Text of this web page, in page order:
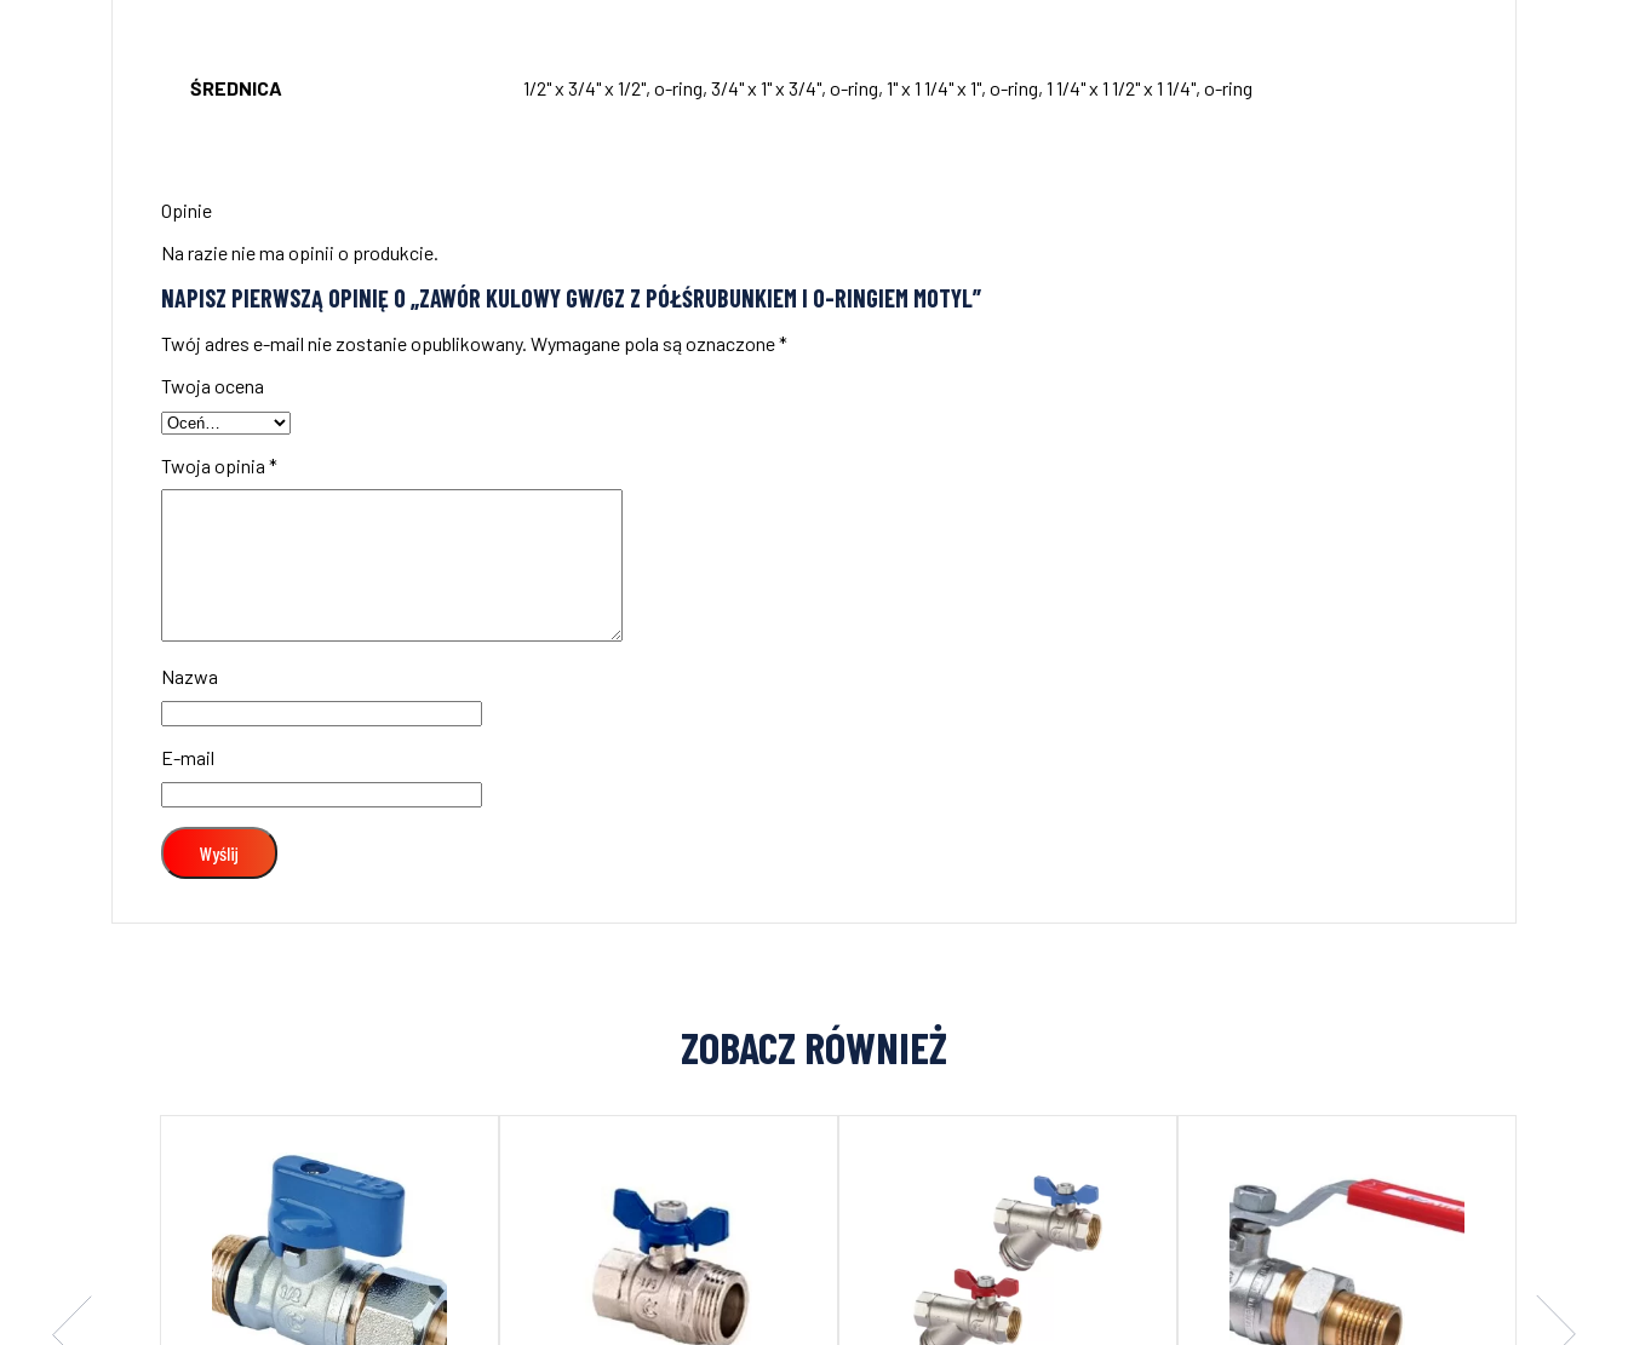
ŚREDNICA 1/2" x 3/4" x 1/2", o-ring, 3/4" x 1" x 3/4", o-ring, 1" x 1 1/4" x 1", o-ring, 1 1/4" x 1 1/2" x 1 1/4", o-ring
Opinie
Na razie nie ma opinii o produkcie.
NAPISZ PIERWSZĄ OPINIĘ O „ZAWÓR KULOWY GW/GZ Z PÓŁŚRUBUNKIEM I O-RINGIEM MOTYL”
Twój adres e-mail nie zostanie opublikowany. Wymagane pola są oznaczone*
Twoja ocena
Twoja opinia *
Nazwa
E-mail
ZOBACZ RÓWNIEŻ